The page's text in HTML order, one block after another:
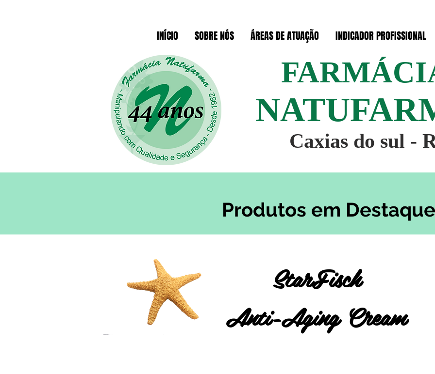
INÍCIO SOBRE NÓS ÁREAS DE ATUAÇÃO INDICADOR PROFISSIONAL
Caxias do sul -
Produtos em Destaque
StarFisch
Anti-Aging Cream